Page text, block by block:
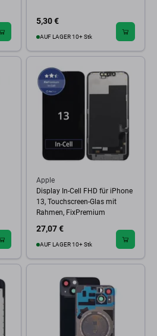
5,30 €
AUF LAGER 10+ Stk
Apple
Display In-Cell FHD für iPhone
13, Touchscreen-Glas mit
Rahmen, FixPremium
27,07 €
AUF LAGER 10+ Stk